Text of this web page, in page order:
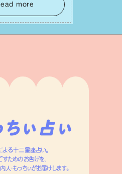
。この意識の切り替
かな安⼼感をもたらす
more
る十二星座占い。
ためのお告げを、
・もっちぃがお届けします。